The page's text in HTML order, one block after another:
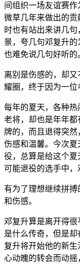
间组织一场友谊赛
微草几年来做出的
时也有站出来讲几
景，夸几句邓复升
也难免说几句好听的
离别是伤感的，却
耀圈，终于因为一位
每年的夏天，各种
老将，却也是年年
牌的，而且退得突
伤感和温馨。今次
役，总算是给这个夏
可能退役的选手中，
有为了理想继续拼
和伤感。
邓复升算是离开得
是什么传奇，但是
复升将开始他的新
心动魄的转会而动摇